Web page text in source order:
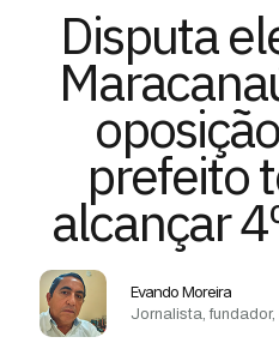
Disputa
prefeito
alcançar
Evando Moreira
Jornalista,